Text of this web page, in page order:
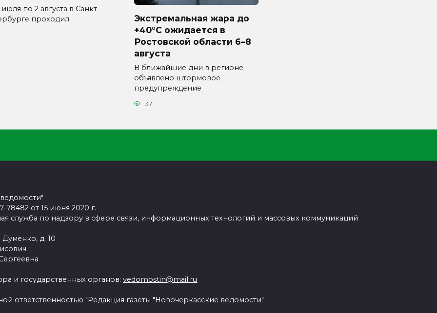
по 2 августа в Санкт-
проходил
Экстремальная жара до
+40°C ожидается в
Ростовской области 6–8
августа
В ближайшие дни в регионе
объявлено штормовое
предупреждение
37
от 15 июня 2020 г.
служба по надзору в сфере связи, информационных технологий и массовых коммуникаций
д. 10
и государственных органов:vedomostin@mail.ru
ответственностью "Редакция газеты "Новочеркасские ведомости"